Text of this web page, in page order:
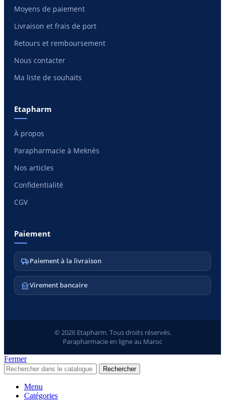
Moyens de paiement
Livraison et frais de port
Retours et remboursement
Nous contacter
Ma liste de souhaits
Etapharm
À propos
Parapharmacie à Meknès
Nos articles
Confidentialité
CGV
Paiement
Paiement à la livraison
Virement bancaire
© 2026 Etapharm. Tous droits réservés.
Parapharmacie en ligne au Maroc
Fermer
Rechercher
Menu
Catégories